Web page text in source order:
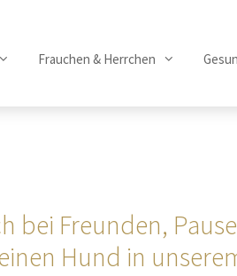
Frauchen & Herrchen
bei Freunden,
Hund in